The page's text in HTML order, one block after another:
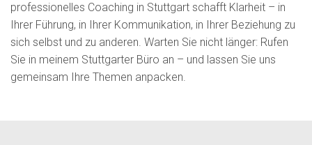
professionelles Coaching in Stuttgart schafft Klarheit – in
Ihrer Führung, in Ihrer Kommunikation, in Ihrer Beziehung zu
sich selbst und zu anderen. Warten Sie nicht länger: Rufen
Sie in meinem Stuttgarter Büro an – und lassen Sie uns
gemeinsam Ihre Themen anpacken.